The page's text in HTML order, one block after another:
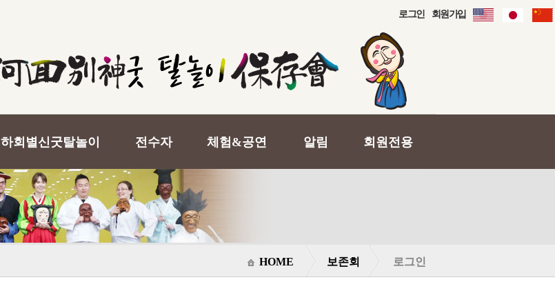
로그인 회원가입
하회별신굿탈놀이 전수자 체험&공연 알림 회원전용
HOME 보존회 로그인